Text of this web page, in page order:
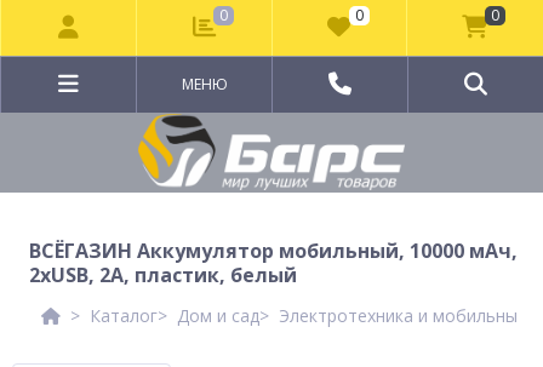
МЕНЮ
ВСЁГАЗИН Аккумулятор мобильный, 10000 мАч,
2xUSB, 2А, пластик, белый
Каталог Дом и сад Электротехника и мобильные
0 0 0